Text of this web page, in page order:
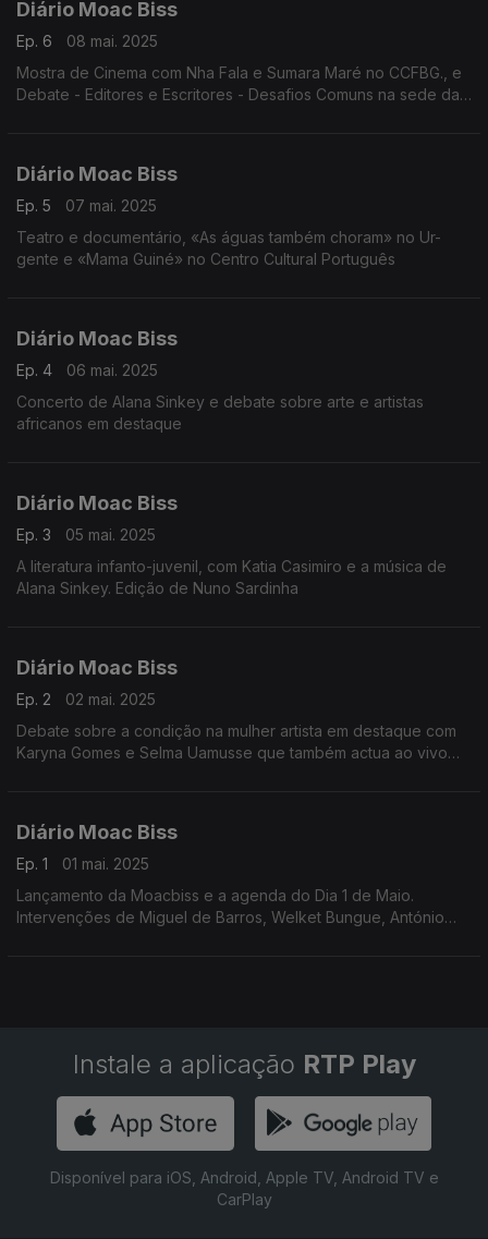
Diário Moac Biss
Ep. 6
08 mai. 2025
Mostra de Cinema com Nha Fala e Sumara Maré no CCFBG., e
Debate - Editores e Escritores - Desafios Comuns na sede da
Diário Moac Biss
Ep. 5
07 mai. 2025
Teatro e documentário, «As águas também choram» no Ur-
gente e «Mama Guiné» no Centro Cultural Português
Diário Moac Biss
Ep. 4
06 mai. 2025
Concerto de Alana Sinkey e debate sobre arte e artistas
africanos em destaque
Diário Moac Biss
Ep. 3
05 mai. 2025
A literatura infanto-juvenil, com Katia Casimiro e a música de
Alana Sinkey. Edição de Nuno Sardinha
Diário Moac Biss
Ep. 2
02 mai. 2025
Debate sobre a condição na mulher artista em destaque com
Karyna Gomes e Selma Uamusse que também actua ao vivo
Diário Moac Biss
Ep. 1
01 mai. 2025
Lançamento da Moacbiss e a agenda do Dia 1 de Maio.
Intervenções de Miguel de Barros, Welket Bungue, António
Instale a aplicação RTP Play
Disponível para iOS, Android, Apple TV, Android TV e
CarPlay